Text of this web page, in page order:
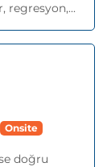
regresyon,...
Onsite
doğru